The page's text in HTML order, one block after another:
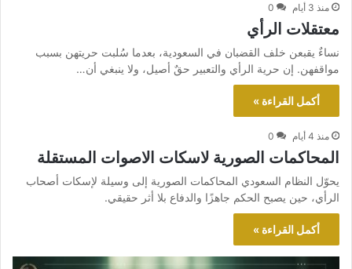
منذ 3 أيام 0
معتقلات الرأي
نساءٌ يقبعن خلف القضبان في السعودية، بعدما سُلبت حريتهن بسبب
مواقفهن. إن حرية الرأي والتعبير حقٌ أصيل، ولا ينبغي أن…
أكمل القراءة »
منذ 4 أيام 0
المحاكمات الصورية لاسكات الاصوات المستقلة
يحوّل النظام السعودي المحاكمات الصورية إلى وسيلة لإسكات أصحاب
الرأي، حين يصبح الحكم جاهزًا والدفاع بلا أثر حقيقي.
أكمل القراءة »